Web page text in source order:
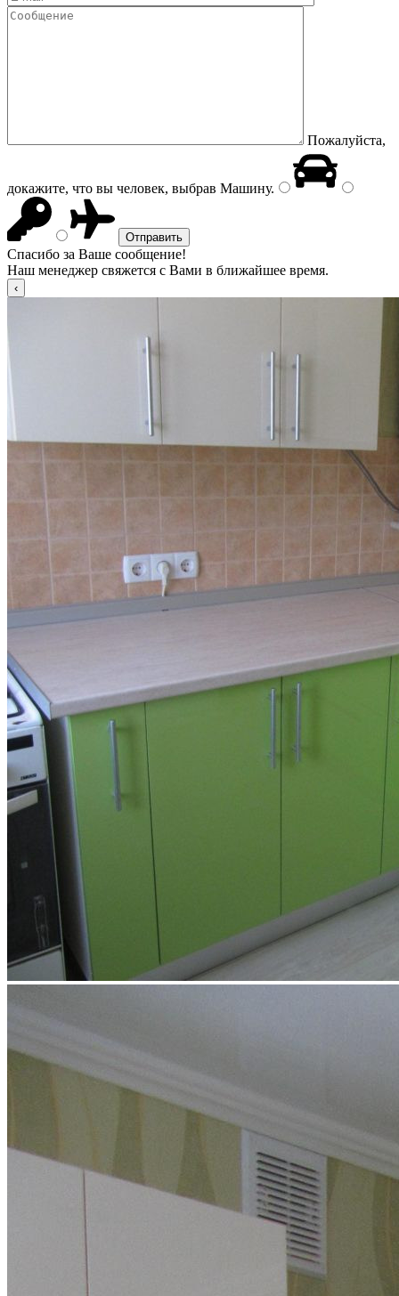
Пожалуйста,
докажите, что вы человек, выбрав Машину.
Спасибо за Ваше сообщение!
Наш менеджер свяжется с Вами в ближайшее время.